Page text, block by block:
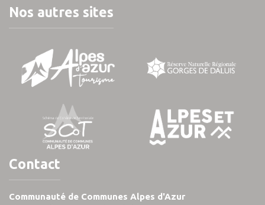
Nos autres sites
Contact
Communauté de Communes Alpes d'Azur